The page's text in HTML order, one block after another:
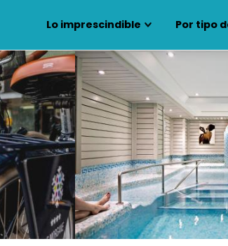
Lo imprescindible Por tipo